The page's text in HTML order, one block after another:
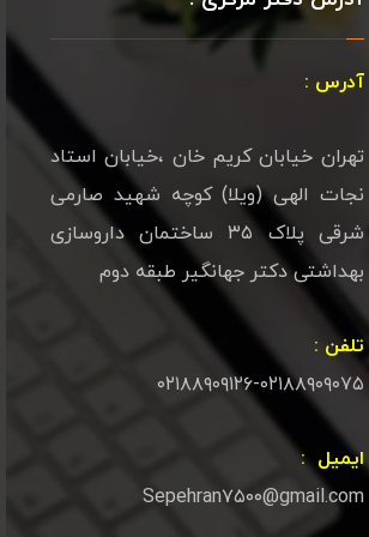
آدرس :
تهران خیابان کریم خان ،خیابان استاد
نجات الهی (ویلا) کوچه شهید صارمی
شرقی پلاک ۳۵ ساختمان داروسازی
بهداشتی دکتر جهانگیر طبقه دوم
تلفن :
۰۲۱۸۸۹۰۹۱۲۶-۰۲۱۸۸۹۰۹۰۷۵
ایمیل :
Sepehran۷۵۰۰@gmail.com